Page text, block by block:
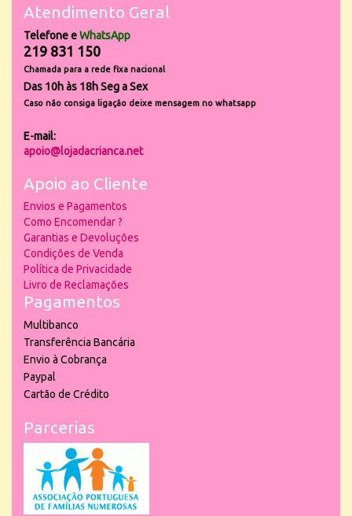
Atendimento Geral
Telefone eWhatsApp
219 831 150
Chamada para a rede fixa nacional
Das 10h às 18h Seg a Sex
Caso não consiga ligação deixe mensagem no whatsapp
E-mail:
apoio@lojadacrianca.net
Apoio ao Cliente
Envios e Pagamentos
Como Encomendar ?
Garantias e Devoluções
Condições de Venda
Política de Privacidade
Livro de Reclamações
Pagamentos
Multibanco
Transferência Bancária
Envio à Cobrança
Paypal
Cartão de Crédito
Parcerias